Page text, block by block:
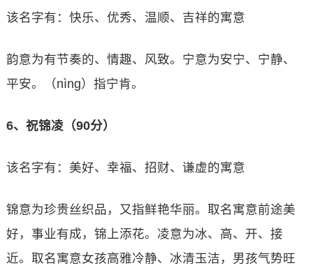
该名字有：快乐、优秀、温顺、吉祥的寓意
韵意为有节奏的、情趣、风致。宁意为安宁、宁静、
平安。（nìng）指宁肯。
6、祝锦凌（90分）
该名字有：美好、幸福、招财、谦虚的寓意
锦意为珍贵丝织品，又指鲜艳华丽。取名寓意前途美
好，事业有成，锦上添花。凌意为冰、高、开、接
近。取名寓意女孩高雅冷静、冰清玉洁，男孩气势旺